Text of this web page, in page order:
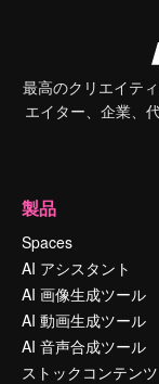
最高のクリエイテ
エイター、企業、
製品
Spaces
AI アシスタント
AI 画像生成ツール
AI 動画生成ツール
AI 音声合成ツール
ストックコンテンツ